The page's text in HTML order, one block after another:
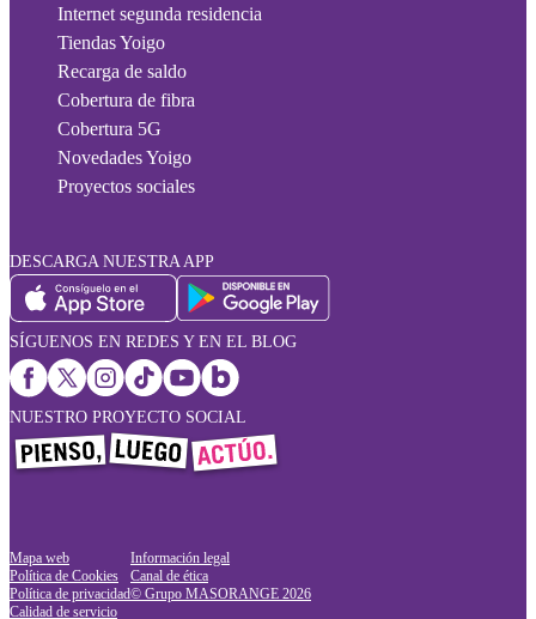
Internet segunda residencia
Tiendas Yoigo
Recarga de saldo
Cobertura de fibra
Cobertura 5G
Novedades Yoigo
Proyectos sociales
DESCARGA NUESTRA APP
SÍGUENOS EN REDES Y EN EL BLOG
NUESTRO PROYECTO SOCIAL
Mapa web
Política de Cookies
Política de privacidad
Calidad de servicio
Información legal
Canal de ética
© Grupo MASORANGE 2026